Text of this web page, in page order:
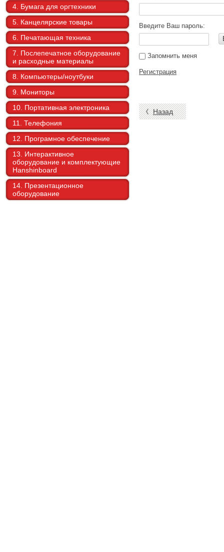
4. Бумага для оргтехники
5. Канцелярские товары
6. Печатающая техника
7. Послепечатное оборудование
и расходные материалы
8. Компьютеры/ноутбуки
9. Мониторы
10. Портативная электроника
11. Телефония
12. Програмное обеспечение
13. Интерактивное
оборудование и комплектующие
Hanshinboard
14. Презентационное
оборудование
Введите Ваш пароль:
Запомнить меня
Регистрация
Назад